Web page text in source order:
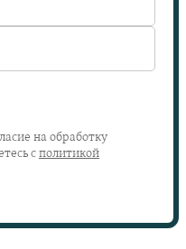
на обработку
с политикой